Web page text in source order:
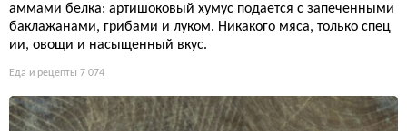
аммами белка: артишоковый хумус подается с запеченными
баклажанами, грибами и луком. Никакого мяса, только спец
ии, овощи и насыщенный вкус.
Еда и рецепты 7 074